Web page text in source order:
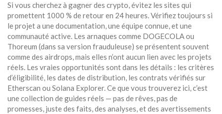
Si vous cherchez à gagner des crypto, évitez les sites qui
promettent 1000 % de retour en 24 heures. Vérifiez toujours si
le projet a une documentation, une équipe connue, et une
communauté active. Les arnaques comme DOGECOLA ou
Thoreum (dans sa version frauduleuse) se présentent souvent
comme des airdrops, mais elles n’ont aucun lien avec les projets
réels. Les vraies opportunités sont dans les détails : les critères
d’éligibilité, les dates de distribution, les contrats vérifiés sur
Etherscan ou Solana Explorer. Ce que vous trouverez ici, c’est
une collection de guides réels — pas de rêves, pas de
promesses, juste des faits, des analyses, et des avertissements